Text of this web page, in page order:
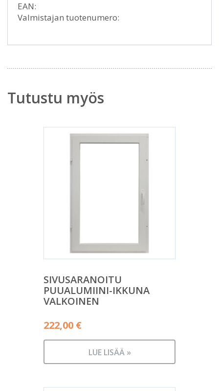
EAN:
Valmistajan tuotenumero:
Tutustu myös
SIVUSARANOITU
PUUALUMIINI-IKKUNA
VALKOINEN
222,00 €
LUE LISÄÄ »